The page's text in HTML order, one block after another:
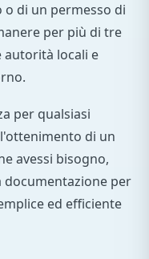
di un permesso di
per più di tre
autorità locali e
per qualsiasi
di un
avessi bisogno,
documentazione per
ed efficiente